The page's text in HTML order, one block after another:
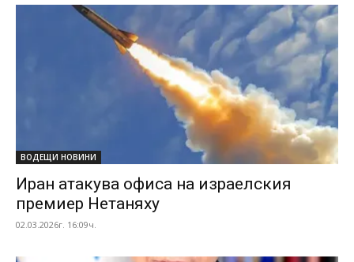
ВОДЕЩИ НОВИНИ
Иран атакува офиса на израелския
премиер Нетаняху
02.03.2026г. 16:09ч.